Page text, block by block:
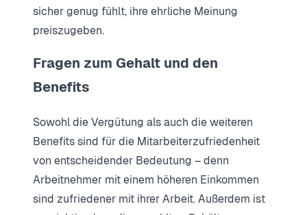
sicher genug fühlt, ihre ehrliche Meinung
preiszugeben.
Fragen zum Gehalt und den
Benefits
Sowohl die Vergütung als auch die weiteren
Benefits sind für die Mitarbeiterzufriedenheit
von entscheidender Bedeutung – denn
Arbeitnehmer mit einem höheren Einkommen
sind zufriedener mit ihrer Arbeit. Außerdem ist